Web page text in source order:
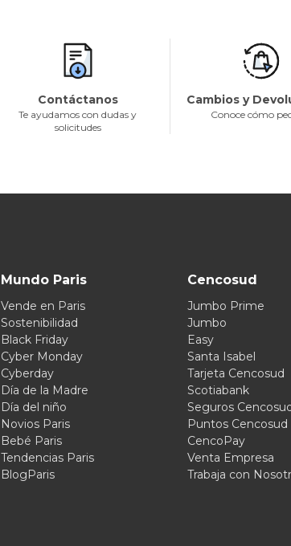
Contáctanos
Te ayudamos con dudas y
solicitudes
Cambios y
Conoce cómo
Mundo Paris
Vende en Paris
Sostenibilidad
Black Friday
Cyber Monday
Cyberday
Día de la Madre
Día del niño
Novios Paris
Bebé Paris
Tendencias Paris
BlogParis
Cencosud
Jumbo Prime
Jumbo
Easy
Santa Isabel
Tarjeta Cencosud
Scotiabank
Seguros
Puntos Cencosud
CencoPay
Venta Empresa
Trabaja con